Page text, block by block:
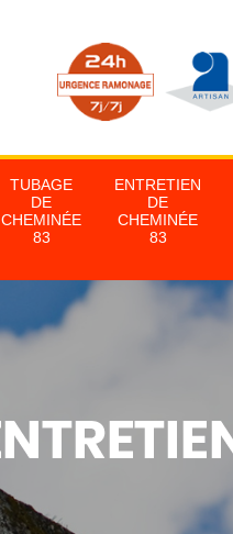
TUBAGE
DE
CHEMINÉE
83
ENTRETIEN
DE
CHEMINÉE
83